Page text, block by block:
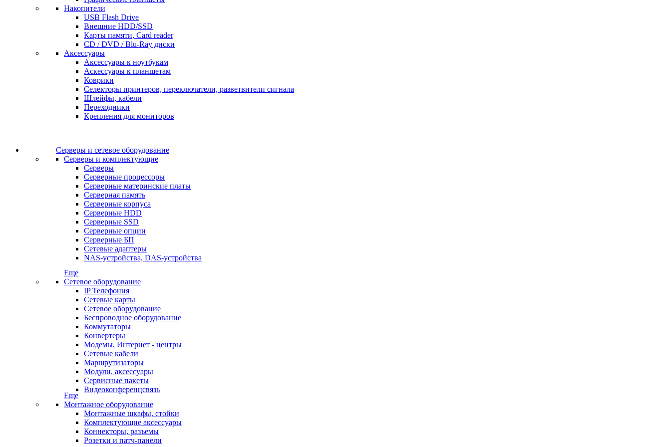
Накопители
USB Flash Drive
Внешние HDD/SSD
Карты памяти, Card reader
CD / DVD / Blu-Ray диски
Аксессуары
Аксессуары к ноутбукам
Аскессуары к планшетам
Коврики
Селекторы принтеров, переключатели, разветвители сигнала
Шлейфы, кабели
Переходники
Крепления для мониторов
Серверы и сетевое оборудование
Серверы и комплектующие
Серверы
Серверные процессоры
Серверные материнские платы
Серверная память
Серверные корпуса
Серверные HDD
Серверные SSD
Серверные опции
Серверные БП
Сетевые адаптеры
NAS-устройства, DAS-устройства
Еще
Сетевое оборудование
IP Телефония
Сетевые карты
Сетевое оборудование
Беспроводное оборудование
Коммутаторы
Конвертеры
Модемы, Интернет - центры
Сетевые кабели
Маршрутизаторы
Модули, аксессуары
Сервисные пакеты
Видеоконференцсвязь
Еще
Монтажное оборудование
Монтажные шкафы, стойки
Комплектующие аксессуары
Коннекторы, разъемы
Розетки и патч-панели